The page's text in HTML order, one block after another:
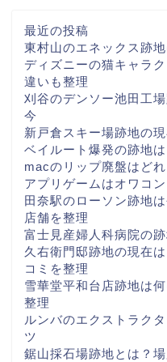
最近の投稿
東村山のエネックス跡
ディズニーの猫キャラ
違いも整理
刈谷のデンソー池田工
今
新戸倉スキー場跡地の
ベイルート爆発の跡地
macのリップ廃盤はど
アプリゲームはオワコ
田奈駅のローソン跡地
店舗を整理
富士見産婦人科病院の
久右衛門邸跡地の現在
コミを整理
雪華堂平和台店跡地は
整理
ルンバのエクストラク
ツ
鋸山採石場跡地とは？